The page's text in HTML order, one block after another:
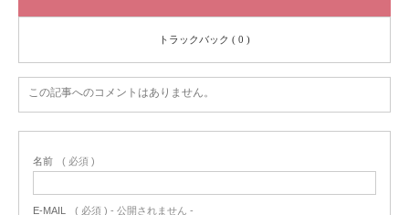
トラックバック ( 0 )
この記事へのコメントはありません。
名前 ( 必須 )
E-MAIL ( 必須 ) - 公開されません -